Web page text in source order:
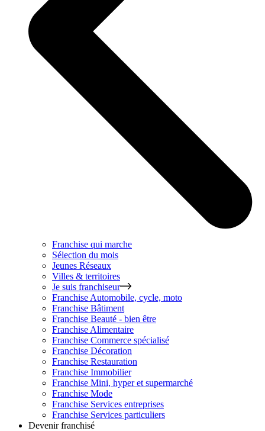
Franchise qui marche
Sélection du mois
Jeunes Réseaux
Villes & territoires
Je suis franchiseur
Franchise Automobile, cycle, moto
Franchise Bâtiment
Franchise Beauté - bien être
Franchise Alimentaire
Franchise Commerce spécialisé
Franchise Décoration
Franchise Restauration
Franchise Immobilier
Franchise Mini, hyper et supermarché
Franchise Mode
Franchise Services entreprises
Franchise Services particuliers
Devenir franchisé